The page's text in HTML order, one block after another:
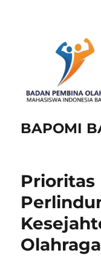
BAPOMI
Prioritas
Olahraga